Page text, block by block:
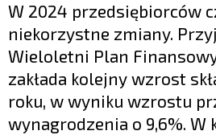
W 2024 przedsiębiorców
niekorzystne zmiany.
Wieloletni Plan
zakłada kolejny wzrost
roku, w wyniku wzrostu
wynagrodzenia o 9,6%. W